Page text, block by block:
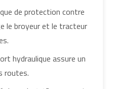
de protection contre
le broyeur et le tracteur
hydraulique assure un
routes.